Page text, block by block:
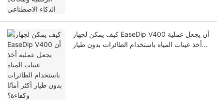
كيف يمكن لجهاز EaseDip V400 أن يجعل عملية
أخذ عينات المياه باستخدام الطائرات بدون طيار